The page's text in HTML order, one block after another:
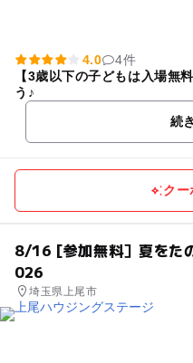
4.0
4件
【3歳以下の子どもは入場無
う♪
続
クー
8/16 [参加無料］夏をた
026
埼玉県上尾市